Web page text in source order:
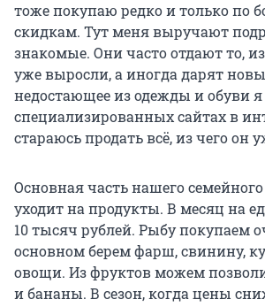
тоже покупаю редко и только по
скидкам. Тут меня выручают
знакомые. Они часто отдают то,
уже выросли, а иногда дарят
недостающее из одежды и обуви
специализированных сайтах в
стараюсь продать всё, из чего он
Основная часть нашего
уходит на продукты. В месяц на
10 тысяч рублей. Рыбу покупаем
основном берем фарш, свинину,
овощи. Из фруктов можем
и бананы. В сезон, когда цены